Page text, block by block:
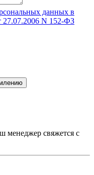
данных в
27.07.2006 N 152-ФЗ
менеджер свяжется с